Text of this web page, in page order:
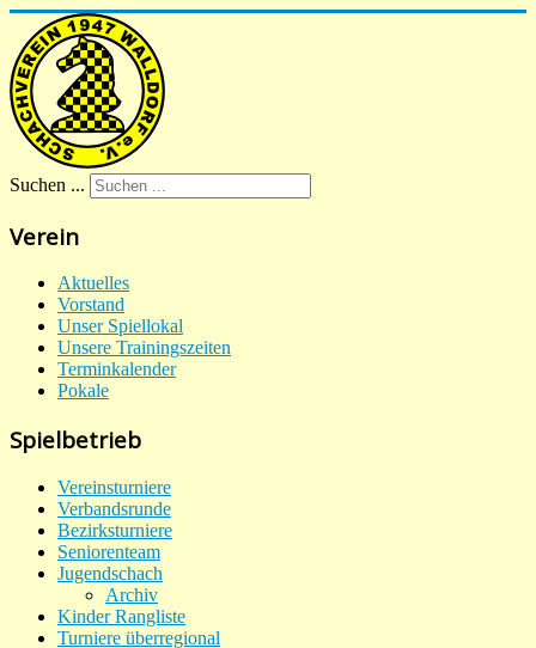
Suchen ...
Verein
Aktuelles
Vorstand
Unser Spiellokal
Unsere Trainingszeiten
Terminkalender
Pokale
Spielbetrieb
Vereinsturniere
Verbandsrunde
Bezirksturniere
Seniorenteam
Jugendschach
Archiv
Kinder Rangliste
Turniere überregional